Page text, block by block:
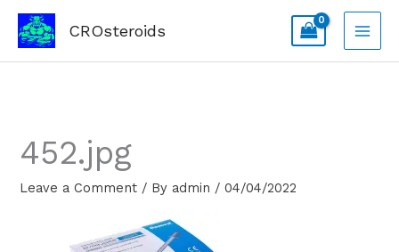
Skip
content
CROsteroids
452.jpg
Leave a Comment / By admin /04/04/2022